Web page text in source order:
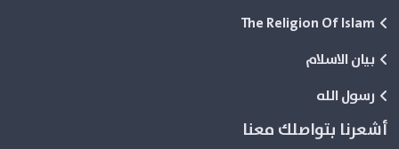
The Religion Of Islam
بيان الاسلام
رسول الله
أشعرنا بتواصلك معنا